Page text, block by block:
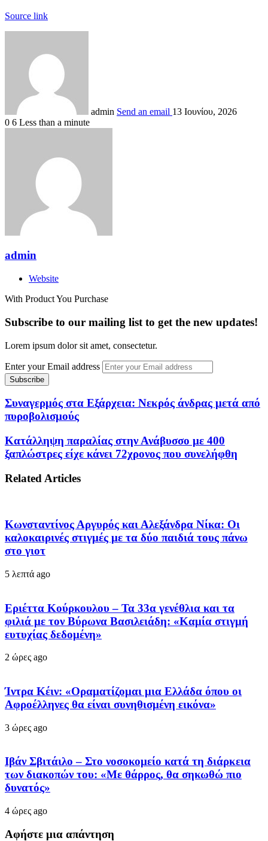
Source link
admin Send an email 13 Ιουνίου, 2026
0 6 Less than a minute
admin
Website
With Product You Purchase
Subscribe to our mailing list to get the new updates!
Lorem ipsum dolor sit amet, consectetur.
Enter your Email address
Συναγερμός στα Εξάρχεια: Νεκρός άνδρας μετά από
πυροβολισμούς
Κατάλληψη παραλίας στην Ανάβυσσο με 400
ξαπλώστρες είχε κάνει 72χρονος που συνελήφθη
Related Articles
Κωνσταντίνος Αργυρός και Αλεξάνδρα Νίκα: Οι
καλοκαιρινές στιγμές με τα δύο παιδιά τους πάνω
στο γιοτ
5 λεπτά ago
Εριέττα Κούρκουλου – Τα 33α γενέθλια και τα
φιλιά με τον Βύρωνα Βασιλειάδη: «Καμία στιγμή
ευτυχίας δεδομένη»
2 ώρες ago
Ίντρα Κέιν: «Οραματίζομαι μια Ελλάδα όπου οι
Αφροέλληνες θα είναι συνηθισμένη εικόνα»
3 ώρες ago
Ιβάν Σβιτάιλο – Στο νοσοκομείο κατά τη διάρκεια
των διακοπών του: «Με θάρρος, θα σηκωθώ πιο
δυνατός»
4 ώρες ago
Αφήστε μια απάντηση